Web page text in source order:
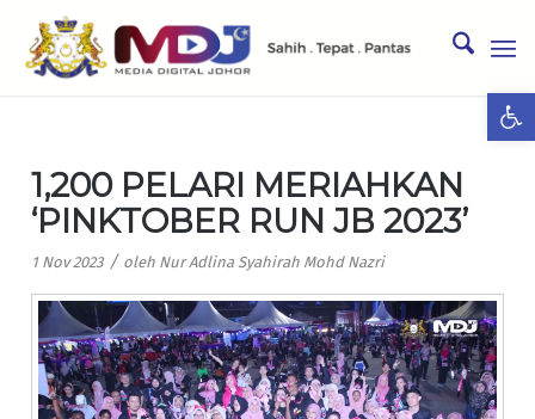
1,200 PELARI MERIAHKAN
‘PINKTOBER RUN JB 2023’
1 Nov 2023 / oleh Nur Adlina Syahirah Mohd Nazri